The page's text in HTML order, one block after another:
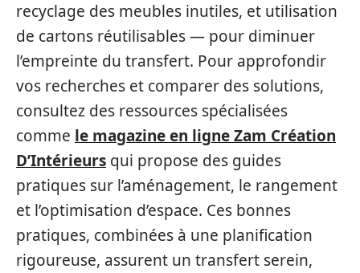
recyclage des meubles inutiles, et utilisation
de cartons réutilisables — pour diminuer
l’empreinte du transfert. Pour approfondir
vos recherches et comparer des solutions,
consultez des ressources spécialisées
comme le magazine en ligne Zam Création
D’Intérieurs qui propose des guides
pratiques sur l’aménagement, le rangement
et l’optimisation d’espace. Ces bonnes
pratiques, combinées à une planification
rigoureuse, assurent un transfert serein,